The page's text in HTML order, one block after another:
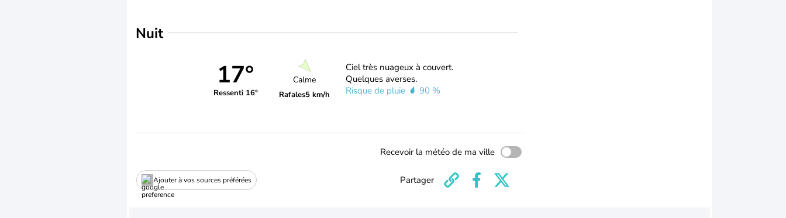
Nuit
17°
Ressenti 16°
Calme
Rafales5 km/h
Ciel très nuageux à couvert.
Quelques averses.
Risque de pluie
90 %
Recevoir la météo de ma ville
Ajouter à vos sources préférées Partager